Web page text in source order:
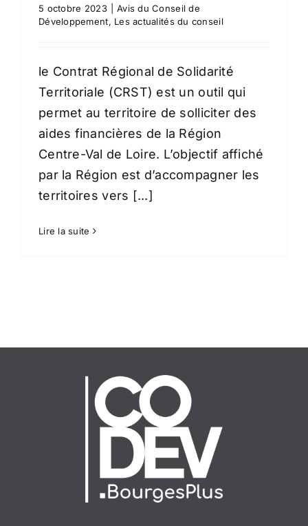
5 octobre 2023
Avis du Conseil de
Développement, Les actualités du conseil
le Contrat Régional de Solidarité
Territoriale (CRST) est un outil qui
permet au territoire de solliciter des
aides financières de la Région
Centre-Val de Loire. L’objectif affiché
par la Région est d’accompagner les
territoires vers [...]
Lire la suite